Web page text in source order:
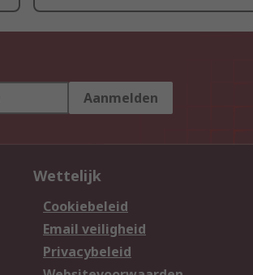
Aanmelden
Wettelijk
Cookiebeleid
Email veiligheid
Privacybeleid